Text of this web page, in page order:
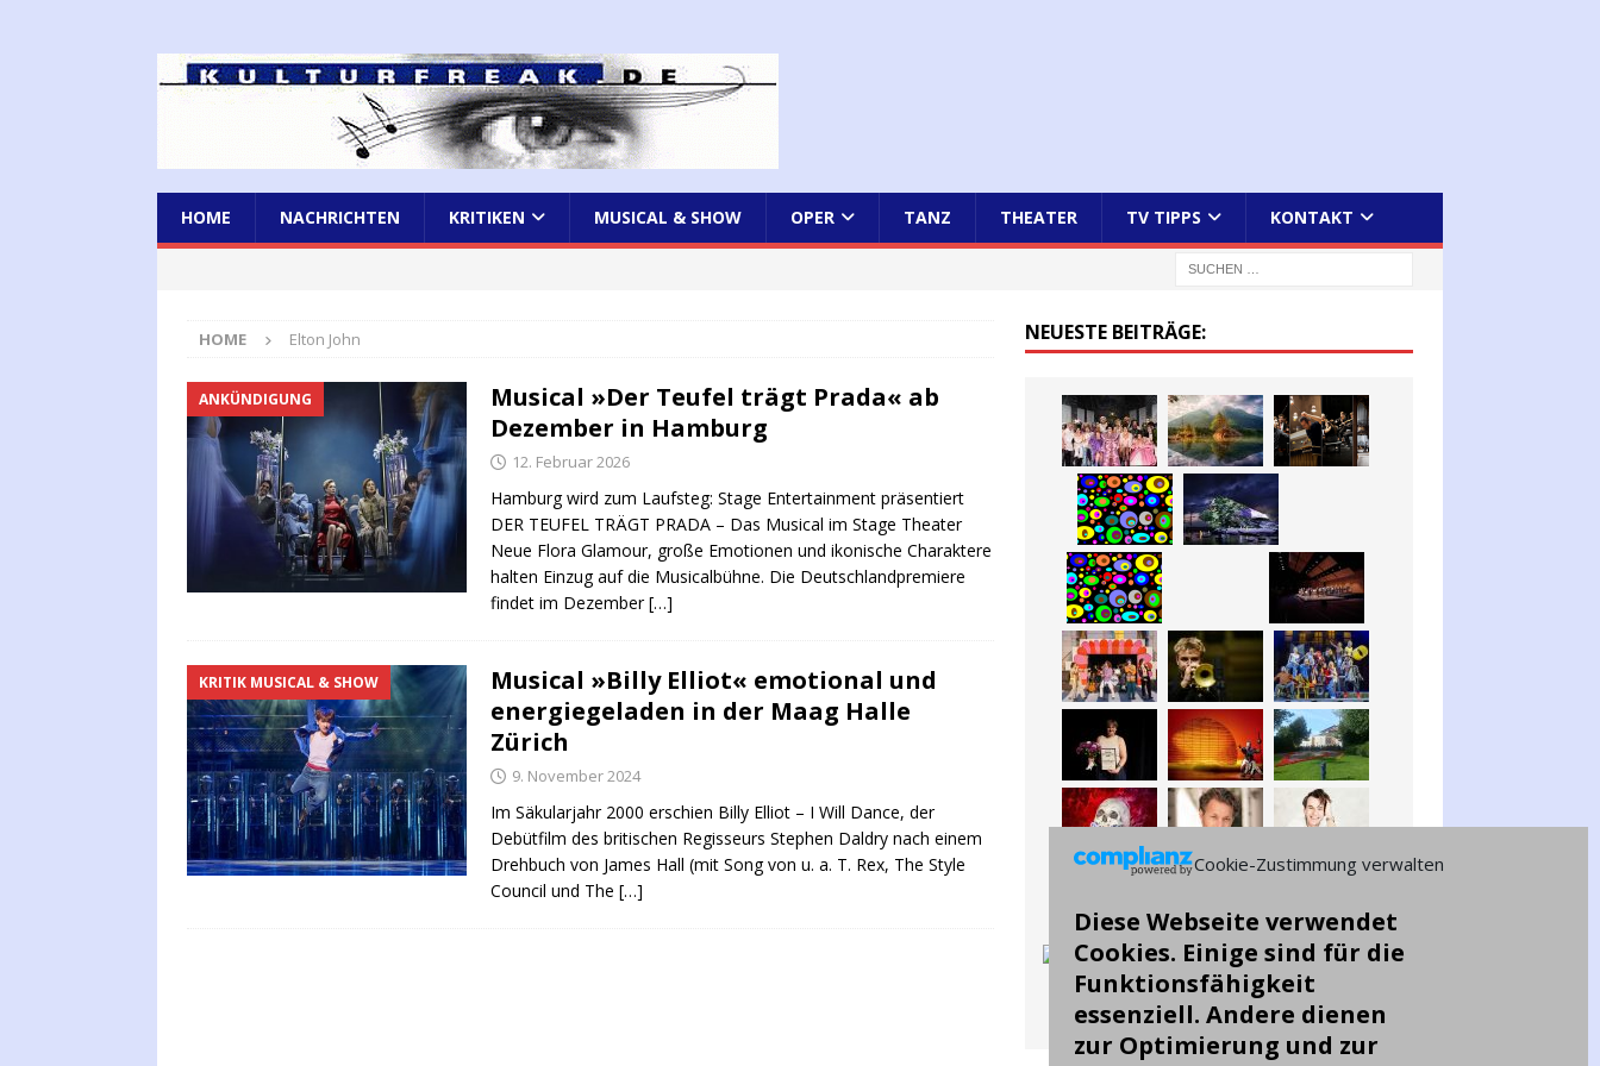
Cookie-Zustimmung verwalten
Diese Webseite verwendet
Cookies. Einige sind für die
Funktionsfähigkeit
essenziell. Andere dienen
zur Optimierung und zur
HOME NACHRICHTEN KRITIKEN MUSICAL & SHOW OPER TANZ THEATER TV TIPPS KONTAKT
HOME Elton John
ANKÜNDIGUNG
Musical »Der Teufel trägt Prada« ab
Dezember in Hamburg
12. Februar 2026
Hamburg wird zum Laufsteg: Stage Entertainment präsentiert
DER TEUFEL TRÄGT PRADA – Das Musical im Stage Theater
Neue Flora Glamour, große Emotionen und ikonische Charaktere
halten Einzug auf die Musicalbühne. Die Deutschlandpremiere
findet im Dezember[…]
KRITIK MUSICAL & SHOW
Musical »Billy Elliot« emotional und
energiegeladen in der Maag Halle
Zürich
9. November 2024
Im Säkularjahr 2000 erschien Billy Elliot – I Will Dance, der
Debütfilm des britischen Regisseurs Stephen Daldry nach einem
Drehbuch von James Hall (mit Song von u. a. T. Rex, The Style
Council und The […]
NEUESTE BEITRÄGE: